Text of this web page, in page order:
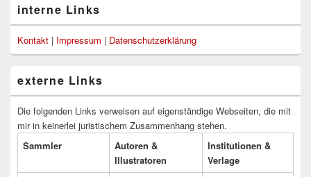
interne Links
Kontakt | Impressum | Datenschutzerklärung
externe Links
Die folgenden Links verweisen auf eigenständige Webseiten, die mit
mir in keinerlei juristischem Zusammenhang stehen.
Sammler
Autoren &
Illustratoren
Institutionen &
Verlage